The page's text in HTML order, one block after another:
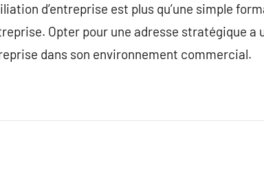
d’entreprise est plus qu’une simple
Opter pour une adresse stratégique
dans son environnement commercial.